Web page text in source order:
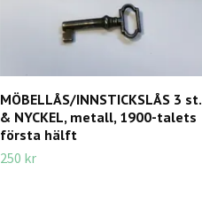
MÖBELLÅS/INNSTICKSLÅS 3 st.
& NYCKEL, metall, 1900-talets
första hälft
250 kr